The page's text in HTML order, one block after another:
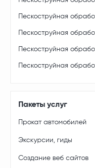
Пескоструйная
Пескоструйная
Пескоструйная
Пескоструйная
Пакеты услуг
Прокат автомобилей
Экскурсии, гиды
Создание веб сайтов